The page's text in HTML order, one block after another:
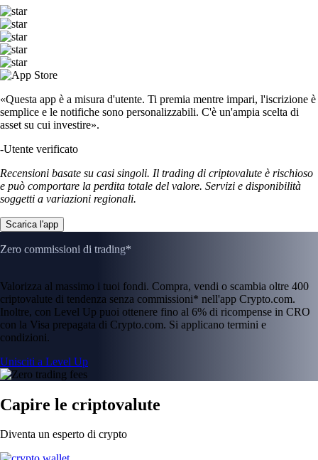
«Questa app è a misura d'utente. Ti premia mentre impari, l'iscrizione è
semplice e le notifiche sono personalizzabili. C'è un'ampia scelta di
asset su cui investire».
-Utente verificato
Recensioni basate su casi singoli. Il trading di criptovalute è rischioso
e può comportare la perdita totale del valore. Servizi e disponibilità
soggetti a variazioni regionali.
Scarica l'app
Zero commissioni di trading*
Valorizza al massimo i tuoi fondi. Compra, vendi o scambia oltre 400
criptovalute di tendenza senza commissioni* nell'app Crypto.com.
Inoltre, con Level Up puoi ottenere fino al 6% di ricompense in CRO
con la Visa prepagata di Crypto.com. Si applicano termini e
condizioni.
Unisciti a Level Up
Capire le criptovalute
Diventa un esperto di crypto